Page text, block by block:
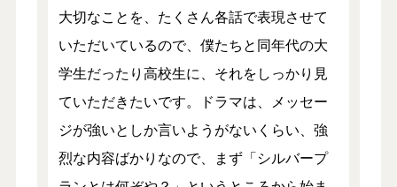
大切なことを、たくさん各話で表現させて
いただいているので、僕たちと同年代の大
学生だったり高校生に、それをしっかり見
ていただきたいです。ドラマは、メッセー
ジが強いとしか言いようがないくらい、強
烈な内容ばかりなので、まず「シルバープ